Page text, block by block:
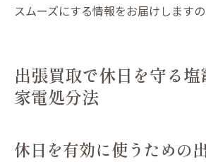
スムーズにする情報をお届けしますの
出張買取で休日を守る
家電処分法
休日を有効に使うための